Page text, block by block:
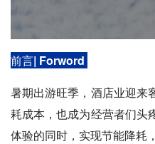
前言| Forword
暑期出游旺季，酒店业迎来
耗成本，也成为经营者们头
体验的同时，实现节能降耗